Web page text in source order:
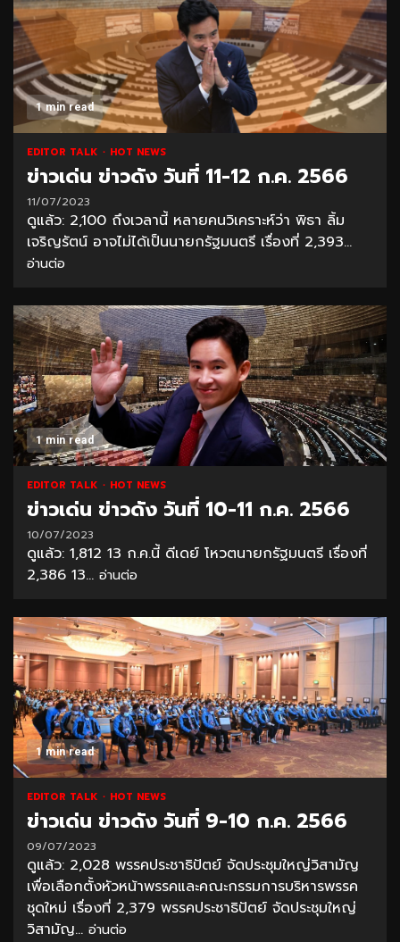
1 min read
EDITOR TALK HOT NEWS
ข่าวเด่น ข่าวดัง วันที่ 11-12 ก.ค. 2566
11/07/2023
ดูแล้ว: 2,100 ถึงเวลานี้ หลายคนวิเคราะห์ว่า พิธา ลิ้ม
เจริญรัตน์ อาจไม่ได้เป็นนายกรัฐมนตรี เรื่องที่ 2,393...
อ่านต่อ
1 min read
EDITOR TALK HOT NEWS
ข่าวเด่น ข่าวดัง วันที่ 10-11 ก.ค. 2566
10/07/2023
ดูแล้ว: 1,812 13 ก.ค.นี้ ดีเดย์ โหวตนายกรัฐมนตรี เรื่องที่
2,386 13... อ่านต่อ
1 min read
EDITOR TALK HOT NEWS
ข่าวเด่น ข่าวดัง วันที่ 9-10 ก.ค. 2566
09/07/2023
ดูแล้ว: 2,028 พรรคประชาธิปัตย์ จัดประชุมใหญ่วิสามัญ
เพื่อเลือกตั้งหัวหน้าพรรคและคณะกรรมการบริหารพรรค
ชุดใหม่ เรื่องที่ 2,379 พรรคประชาธิปัตย์ จัดประชุมใหญ่
วิสามัญ... อ่านต่อ